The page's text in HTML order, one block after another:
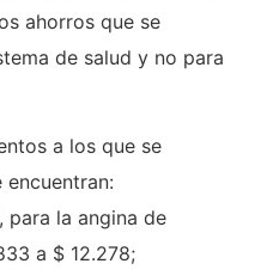
ahorros que se
de salud y no para
a los que se
para la angina de
a $ 12.278;